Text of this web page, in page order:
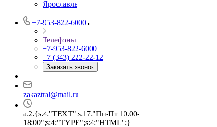
Ярославль
+7-953-822-6000
Телефоны
+7-953-822-6000
+7 (343) 222-22-12
Заказать звонок
zakaztral@mail.ru
a:2:{s:4:"TEXT";s:17:"Пн-Пт 10:00-
18:00";s:4:"TYPE";s:4:"HTML";}